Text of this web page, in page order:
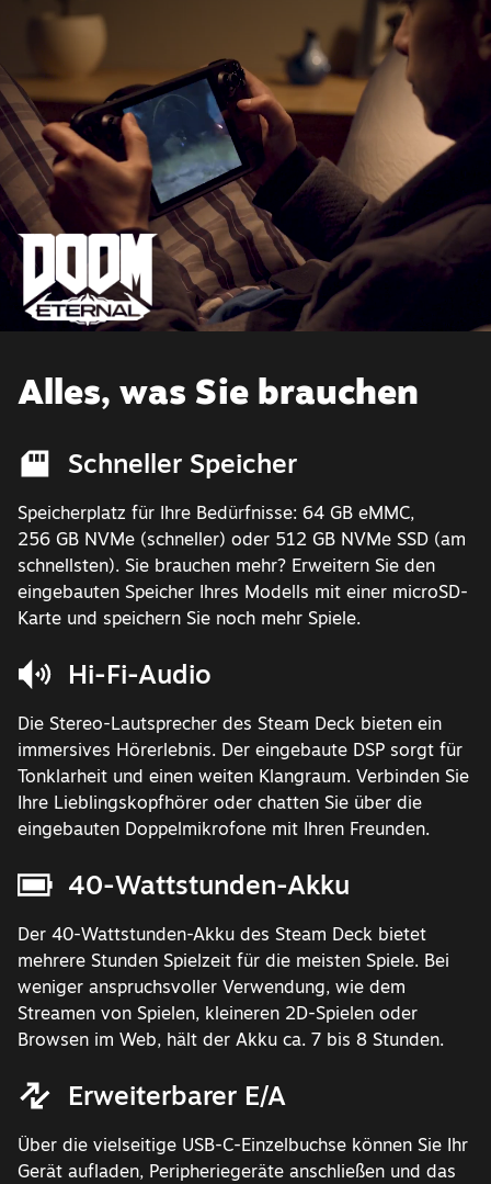
Alles, was Sie brauchen
Schneller Speicher
Speicherplatz für Ihre Bedürfnisse: 64 GB eMMC,
256 GB NVMe (schneller) oder 512 GB NVMe SSD (am
schnellsten). Sie brauchen mehr? Erweitern Sie den
eingebauten Speicher Ihres Modells mit einer microSD-
Karte und speichern Sie noch mehr Spiele.
Hi-Fi-Audio
Die Stereo-Lautsprecher des Steam Deck bieten ein
immersives Hörerlebnis. Der eingebaute DSP sorgt für
Tonklarheit und einen weiten Klangraum. Verbinden Sie
Ihre Lieblingskopfhörer oder chatten Sie über die
eingebauten Doppelmikrofone mit Ihren Freunden.
40-Wattstunden-Akku
Der 40-Wattstunden-Akku des Steam Deck bietet
mehrere Stunden Spielzeit für die meisten Spiele. Bei
weniger anspruchsvoller Verwendung, wie dem
Streamen von Spielen, kleineren 2D-Spielen oder
Browsen im Web, hält der Akku ca. 7 bis 8 Stunden.
Erweiterbarer E/A
Über die vielseitige USB-C-Einzelbuchse können Sie Ihr
Gerät aufladen, Peripheriegeräte anschließen und das